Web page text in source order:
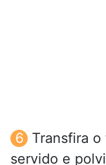
Transfira
servido e